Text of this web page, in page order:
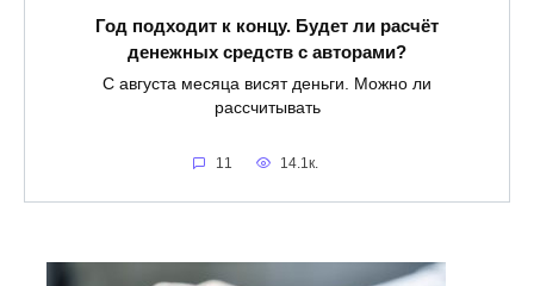
Год подходит к концу. Будет ли расчёт
денежных средств с авторами?
С августа месяца висят деньги. Можно ли
рассчитывать
11 14.1к.